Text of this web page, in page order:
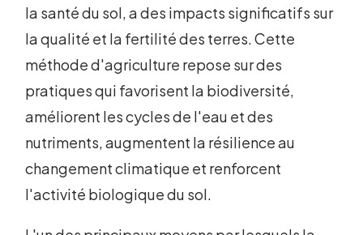
la santé du sol, a des impacts significatifs sur
la qualité et la fertilité des terres. Cette
méthode d'agriculture repose sur des
pratiques qui favorisent la biodiversité,
améliorent les cycles de l'eau et des
nutriments, augmentent la résilience au
changement climatique et renforcent
l'activité biologique du sol.